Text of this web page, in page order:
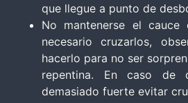
que llegue a punto de
No mantenerse el
necesario cruzarlos,
hacerlo para no ser
repentina. En caso de
demasiado fuerte evitar